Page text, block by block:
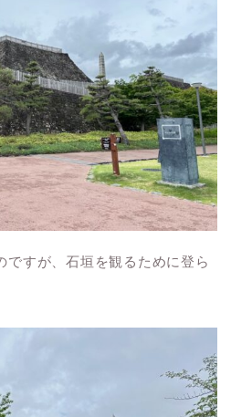
ですが、石垣を観るために登ら